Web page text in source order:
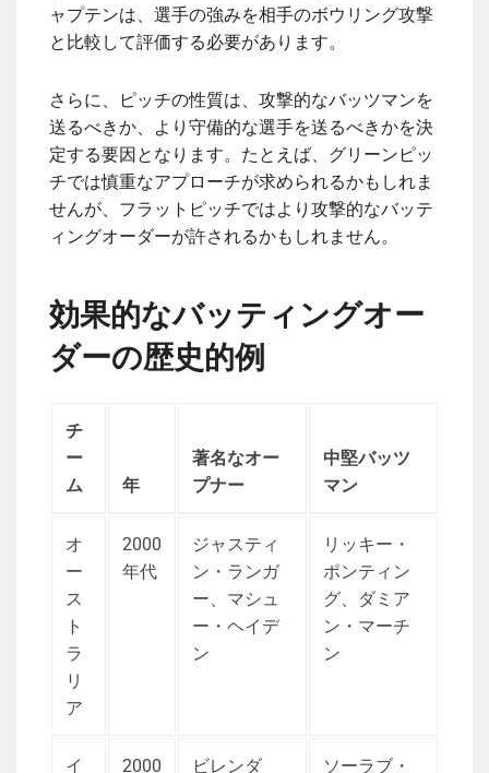
ャプテンは、選手の強みを相手のボウリング攻撃
と比較して評価する必要があります。
さらに、ピッチの性質は、攻撃的なバッツマンを
送るべきか、より守備的な選手を送るべきかを決
定する要因となります。たとえば、グリーンピッ
チでは慎重なアプローチが求められるかもしれま
せんが、フラットピッチではより攻撃的なバッテ
ィングオーダーが許されるかもしれません。
効果的なバッティングオー
ダーの歴史的例
チ
ー
ム
年
著名なオー
プナー
中堅バッツ
マン
オ
ー
ス
ト
ラ
リ
ア
2000
年代
ジャスティ
ン・ランガ
ー、マシュ
ー・ヘイデ
ン
リッキー・
ポンティン
グ、ダミア
ン・マーチ
ン
イ 2000 ビレンダ ソーラブ・